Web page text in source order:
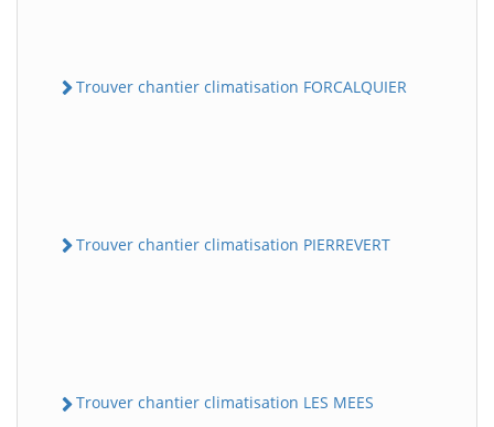
Trouver chantier climatisation FORCALQUIER
Trouver chantier climatisation PIERREVERT
Trouver chantier climatisation LES MEES